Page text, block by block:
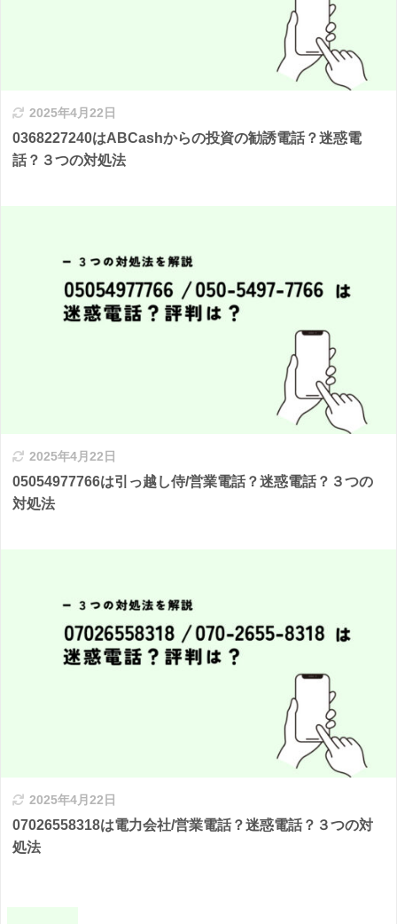
2025年4月22日
0368227240はABCashからの投資の勧誘電話？迷惑電
話？３つの対処法
2025年4月22日
05054977766は引っ越し侍/営業電話？迷惑電話？３つの
対処法
2025年4月22日
07026558318は電力会社/営業電話？迷惑電話？３つの対
処法